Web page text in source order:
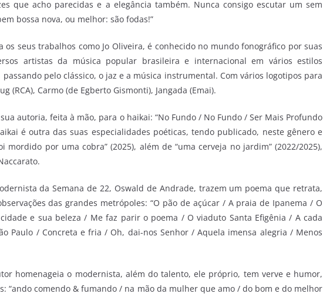
que acho parecidas e a elegância também. Nunca consigo escutar um sem
bossa nova, ou melhor: são fodas!”
os seus trabalhos como Jo Oliveira, é conhecido no mundo fonográfico por suas
artistas da música popular brasileira e internacional em vários estilos
pelo clássico, o jaz e a música instrumental. Com vários logotipos para
(RCA), Carmo (de Egberto Gismonti), Jangada (Emai).
autoria, feita à mão, para o haikai: “No Fundo / No Fundo / Ser Mais Profundo
é outra das suas especialidades poéticas, tendo publicado, neste gênero e
mordido por uma cobra” (2025), além de “uma cerveja no jardim” (2022/2025),
da Semana de 22, Oswald de Andrade, trazem um poema que retrata,
das grandes metrópoles: “O pão de açúcar / A praia de Ipanema / O
e sua beleza / Me faz parir o poema / O viaduto Santa Efigênia / A cada
Paulo / Concreta e fria / Oh, dai-nos Senhor / Aquela imensa alegria / Menos
homenageia o modernista, além do talento, ele próprio, tem verve e humor,
“ando comendo & fumando / na mão da mulher que amo / do bom e do melhor